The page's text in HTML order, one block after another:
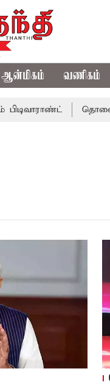
ஆன்மிகம் வணிகம்